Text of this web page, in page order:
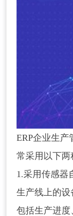
ERP企业生
常采用以下两
1.采用传感器
生产线上的设
包括生产进